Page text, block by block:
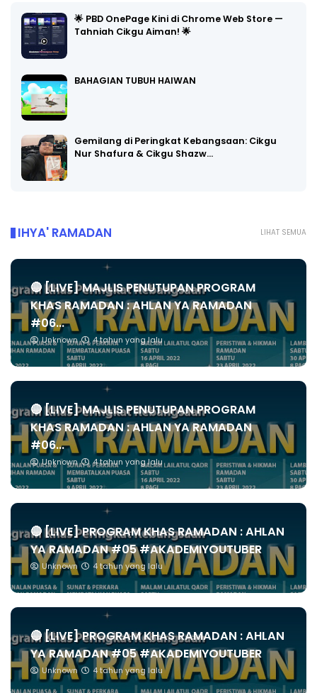
🌟 PBD OnePage Kini di Chrome Web Store —
Tahniah Cikgu Aiman! 🌟
BAHAGIAN TUBUH HAIWAN
Gemilang di Peringkat Kebangsaan: Cikgu
Nur Shafura & Cikgu Shazw…
LIHAT SEMUA
IHYA' RAMADAN
🔴 [LIVE] MAJLIS PENUTUPAN PROGRAM
KHAS RAMADAN : AHLAN YA RAMADAN
#06...
Unknown 4 tahun yang lalu
🔴 [LIVE] MAJLIS PENUTUPAN PROGRAM
KHAS RAMADAN : AHLAN YA RAMADAN
#06...
Unknown 4 tahun yang lalu
🔴 [LIVE] PROGRAM KHAS RAMADAN : AHLAN
YA RAMADAN #05 #AKADEMIYOUTUBER
Unknown 4 tahun yang lalu
🔴 [LIVE] PROGRAM KHAS RAMADAN : AHLAN
YA RAMADAN #05 #AKADEMIYOUTUBER
Unknown 4 tahun yang lalu